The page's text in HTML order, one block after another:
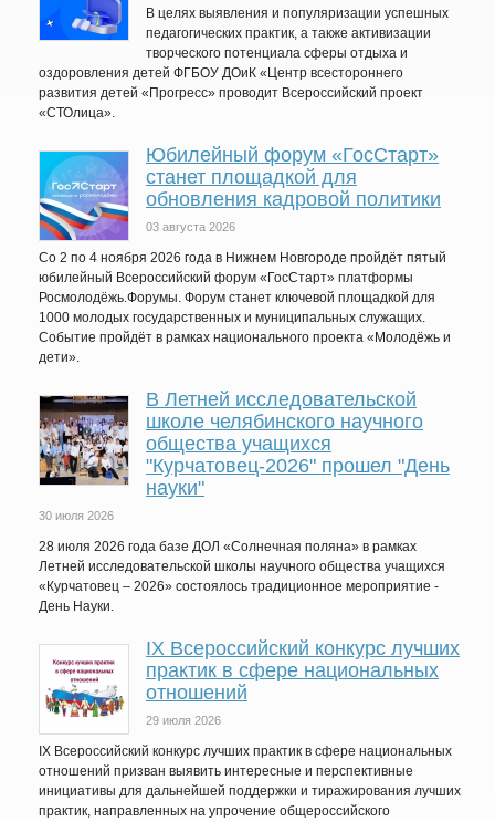
В целях выявления и популяризации успешных
педагогических практик, а также активизации
творческого потенциала сферы отдыха и
оздоровления детей ФГБОУ ДОиК «Центр всестороннего
развития детей «Прогресс» проводит Всероссийский проект
«СТОлица».
Юбилейный форум «ГосСтарт»
станет площадкой для
обновления кадровой политики
03 августа 2026
Со 2 по 4 ноября 2026 года в Нижнем Новгороде пройдёт пятый
юбилейный Всероссийский форум «ГосСтарт» платформы
Росмолодёжь.Форумы. Форум станет ключевой площадкой для
1000 молодых государственных и муниципальных служащих.
Событие пройдёт в рамках национального проекта «Молодёжь и
дети».
В Летней исследовательской
школе челябинского научного
общества учащихся
"Курчатовец-2026" прошел "День
науки"
30 июля 2026
28 июля 2026 года базе ДОЛ «Солнечная поляна» в рамках
Летней исследовательской школы научного общества учащихся
«Курчатовец – 2026» состоялось традиционное мероприятие -
День Науки.
IХ Всероссийский конкурс лучших
практик в сфере национальных
отношений
29 июля 2026
IX Всероссийский конкурс лучших практик в сфере национальных
отношений призван выявить интересные и перспективные
инициативы для дальнейшей поддержки и тиражирования лучших
практик, направленных на упрочение общероссийского